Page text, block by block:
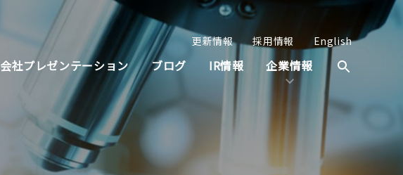
更新情報 採用情報 English
会社プレゼンテーション ブログ IR情報 企業情報